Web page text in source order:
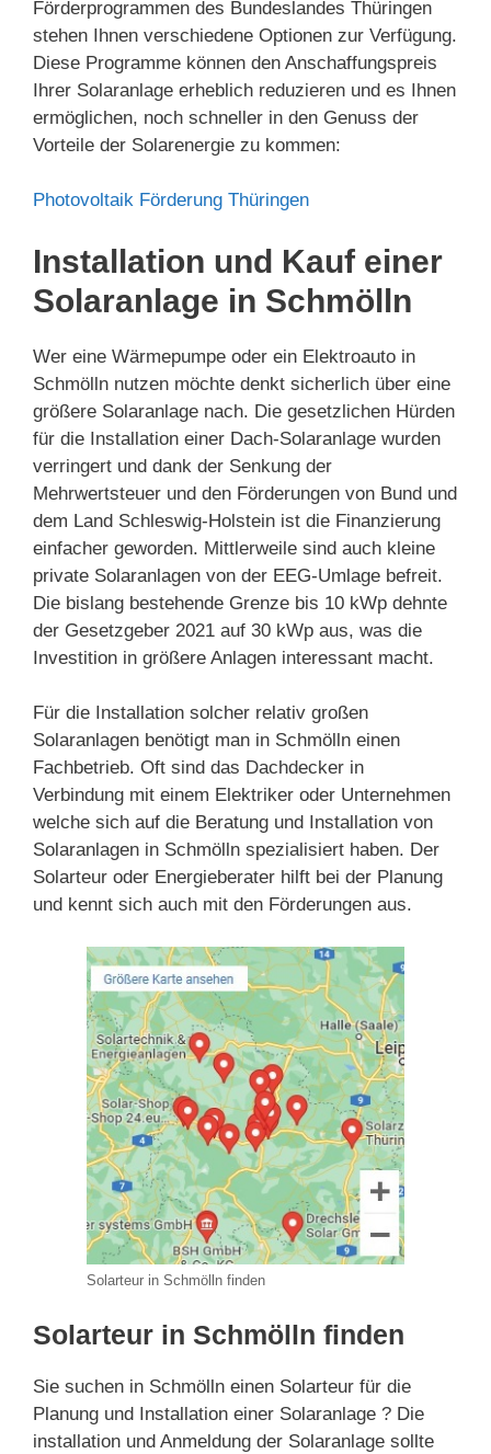
Förderprogrammen des Bundeslandes Thüringen
stehen Ihnen verschiedene Optionen zur Verfügung.
Diese Programme können den Anschaffungspreis
Ihrer Solaranlage erheblich reduzieren und es Ihnen
ermöglichen, noch schneller in den Genuss der
Vorteile der Solarenergie zu kommen:
Photovoltaik Förderung Thüringen
Installation und Kauf einer
Solaranlage in Schmölln
Wer eine Wärmepumpe oder ein Elektroauto in
Schmölln nutzen möchte denkt sicherlich über eine
größere Solaranlage nach. Die gesetzlichen Hürden
für die Installation einer Dach-Solaranlage wurden
verringert und dank der Senkung der
Mehrwertsteuer und den Förderungen von Bund und
dem Land Schleswig-Holstein ist die Finanzierung
einfacher geworden. Mittlerweile sind auch kleine
private Solaranlagen von der EEG-Umlage befreit.
Die bislang bestehende Grenze bis 10 kWp dehnte
der Gesetzgeber 2021 auf 30 kWp aus, was die
Investition in größere Anlagen interessant macht.
Für die Installation solcher relativ großen
Solaranlagen benötigt man in Schmölln einen
Fachbetrieb. Oft sind das Dachdecker in
Verbindung mit einem Elektriker oder Unternehmen
welche sich auf die Beratung und Installation von
Solaranlagen in Schmölln spezialisiert haben. Der
Solarteur oder Energieberater hilft bei der Planung
und kennt sich auch mit den Förderungen aus.
Solarteur in Schmölln finden
Solarteur in Schmölln finden
Sie suchen in Schmölln einen Solarteur für die
Planung und Installation einer Solaranlage ? Die
installation und Anmeldung der Solaranlage sollte